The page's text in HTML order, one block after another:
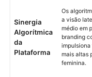
Sinergia
Algorítmica
da
Plataforma
Os
a visão
médio em
branding
mais altas
feminina.